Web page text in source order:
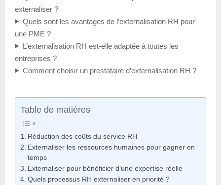
externaliser ?
Quels sont les avantages de l’externalisation RH pour
une PME ?
L’externalisation RH est-elle adaptée à toutes les
entreprises ?
Comment choisir un prestataire d’externalisation RH ?
Table de matières
Réduction des coûts du service RH
Externaliser les ressources humaines pour gagner en
temps
Externaliser pour bénéficier d’une expertise réelle
Quels processus RH externaliser en priorité ?